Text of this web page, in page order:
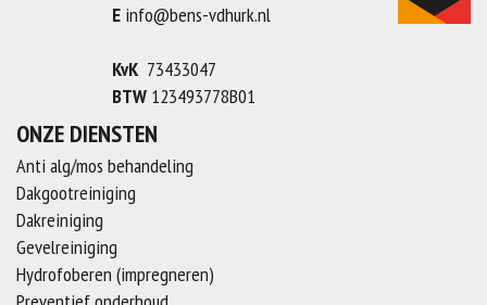
E info@bens-vdhurk.nl
KvK 73433047
BTW 123493778B01
ONZE DIENSTEN
Anti alg/mos behandeling
Dakgootreiniging
Dakreiniging
Gevelreiniging
Hydrofoberen (impregneren)